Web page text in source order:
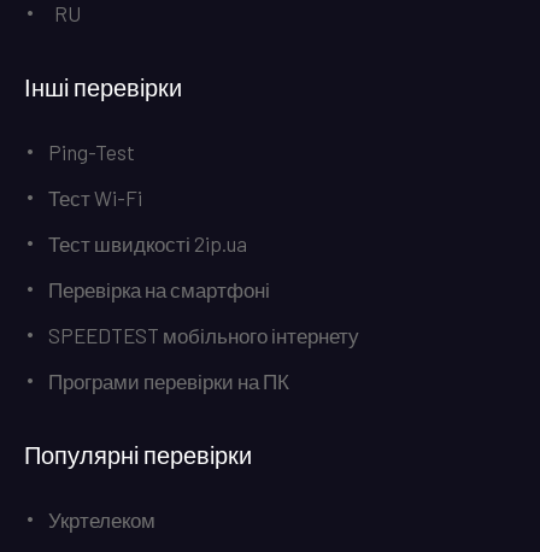
RU
Інші перевірки
Ping-Test
Тест Wi-Fi
Тест швидкості 2ip.ua
Перевірка на смартфоні
SPEEDTEST мобільного інтернету
Програми перевірки на ПК
Популярні перевірки
Укртелеком